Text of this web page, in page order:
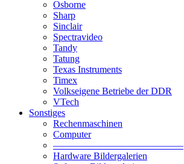
Osborne
Sharp
Sinclair
Spectravideo
Tandy
Tatung
Texas Instruments
Timex
Volkseigene Betriebe der DDR
VTech
Sonstiges
Rechenmaschinen
Computer
—————————————–
Hardware Bildergalerien